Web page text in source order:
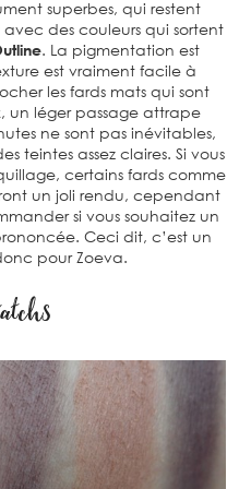
superbes, qui restent
des couleurs qui sortent
. La pigmentation est
est vraiment facile à
les fards mats qui sont
léger passage attrape
ne sont pas inévitables,
teintes assez claires. Si vous
certains fards comme
un joli rendu, cependant
si vous souhaitez un
Ceci dit, c’est un
pour Zoeva.